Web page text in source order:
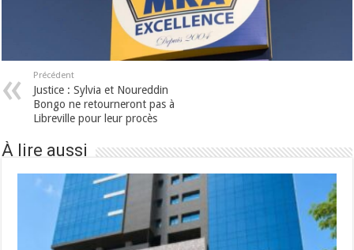
Précédent
Justice : Sylvia et Noureddin
Bongo ne retourneront pas à
Libreville pour leur procès
À lire aussi